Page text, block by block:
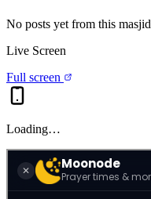
No posts yet from this masjid
Live Screen
Full screen
Loading…